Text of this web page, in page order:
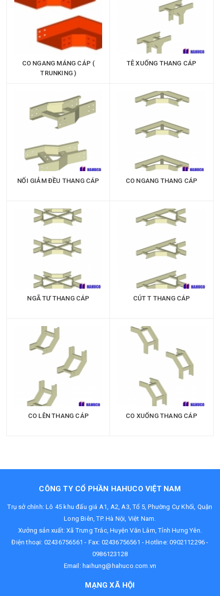
CO NGANG MÁNG CÁP (
TRUNKING )
TÊ XUỐNG THANG CÁP
NỐI GIẢM ĐỀU THANG CÁP CO NGANG THANG CÁP
NGÃ TƯ THANG CÁP CÚT T THANG CÁP
CO LÊN THANG CÁP CO XUỐNG THANG CÁP
CÔNG TY CỔ PHẦN HAHUCO VIỆT NAM
Trụ sở chính: Lô 45 khu đấu giá A1, A2, A3, Tổ 5, Phường Cự Khối, Quận
Long Biên, TP. Hà Nội, Việt Nam.
Xưởng sản xuất: Xã Trưng Trắc, Huyện Văn Lâm, Tỉnh Hưng Yên.
Điện thoại: 02436756561 - Fax: 02436756561 - Hotline:0902112296 -
0986123128
Email: haihung@hahuco.com.vn
MẠNG XÃ HỘI